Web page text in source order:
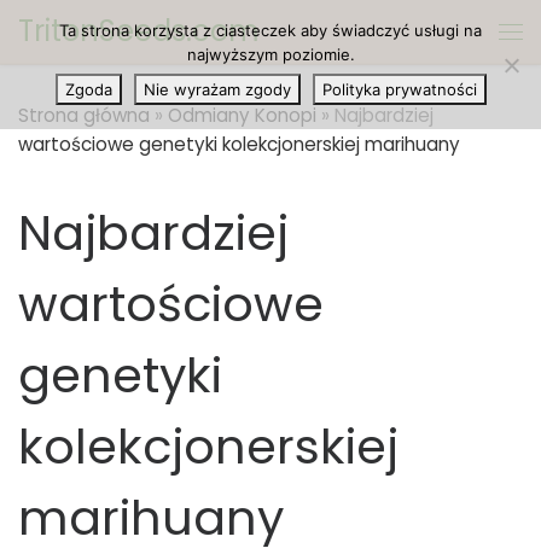
Przejdź do treści
TritonSeeds.com
Strona główna » Odmiany Konopi » Najbardziej
wartościowe genetyki kolekcjonerskiej marihuany
Najbardziej
wartościowe
genetyki
kolekcjonerskiej
marihuany
Ta strona korzysta z ciasteczek aby świadczyć usługi na
najwyższym poziomie.
Zgoda
Nie wyrażam zgody Polityka prywatności